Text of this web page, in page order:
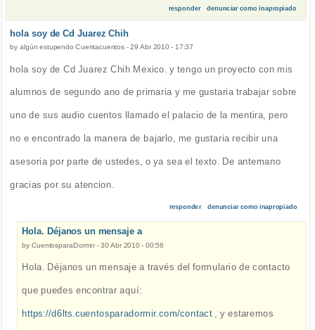
responder denunciar como inapropiado
hola soy de Cd Juarez Chih
by algún estupendo Cuentacuentos-29 Abr 2010 - 17:37
hola soy de Cd Juarez Chih Mexico. y tengo un proyecto con mis
alumnos de segundo ano de primaria y me gustaria trabajar sobre
uno de sus audio cuentos llamado el palacio de la mentira, pero
no e encontrado la manera de bajarlo, me gustaria recibir una
asesoria por parte de ustedes, o ya sea el texto. De antemano
gracias por su atencion.
responder denunciar como inapropiado
Hola. Déjanos un mensaje a
by CuentosparaDormir -30 Abr 2010 - 00:56
Hola. Déjanos un mensaje a través del formulario de contacto
que puedes encontrar aquí:
https://d6lts.cuentosparadormir.com/contact, y estaremos